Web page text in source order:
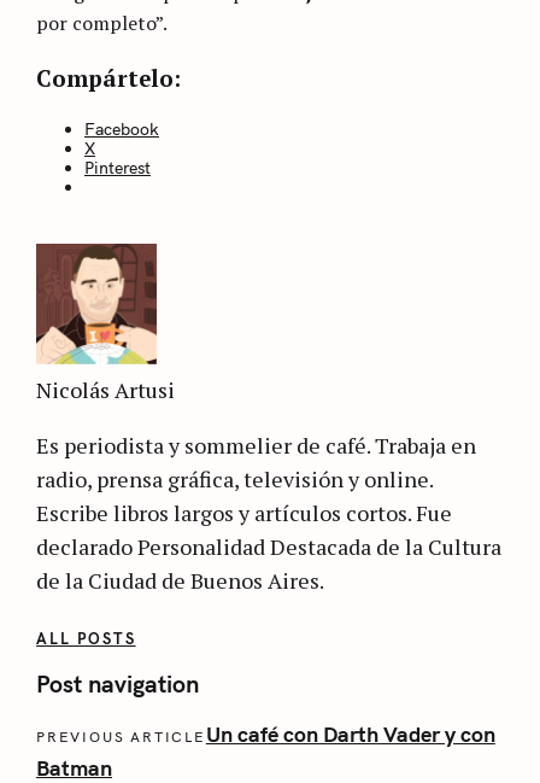
por completo”.
CategoriesSin
Compártelo:
Facebook
X
Pinterest
Nicolás Artusi
Es periodista y sommelier de café. Trabaja en
radio, prensa gráfica, televisión y online.
Escribe libros largos y artículos cortos. Fue
declarado Personalidad Destacada de la Cultura
de la Ciudad de Buenos Aires.
ALL POSTS
Post navigation
PREVIOUS ARTICLE Un café con Darth Vader y con
Batman